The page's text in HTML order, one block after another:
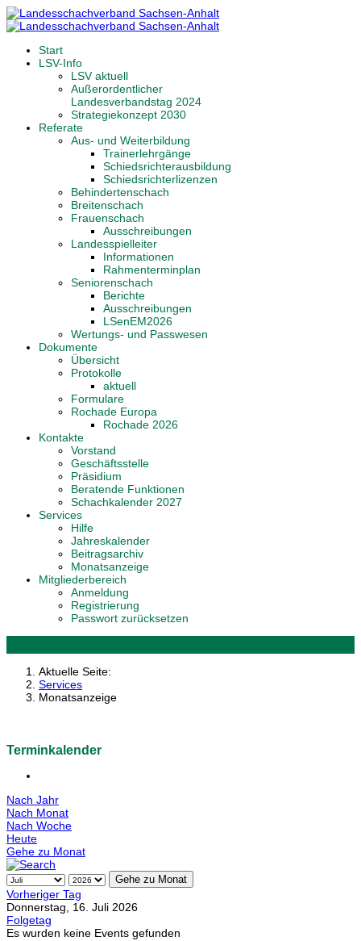
Start
LSV-Info
LSV aktuell
Außerordentlicher
Landesverbandstag 2024
Strategiekonzept 2030
Referate
Aus- und Weiterbildung
Trainerlehrgänge
Schiedsrichterausbildung
Schiedsrichterlizenzen
Behindertenschach
Breitenschach
Frauenschach
Ausschreibungen
Landesspielleiter
Informationen
Rahmenterminplan
Seniorenschach
Berichte
Ausschreibungen
LSenEM2026
Wertungs- und Passwesen
Dokumente
Übersicht
Protokolle
aktuell
Formulare
Rochade Europa
Rochade 2026
Kontakte
Vorstand
Geschäftsstelle
Präsidium
Beratende Funktionen
Schachkalender 2027
Services
Hilfe
Jahreskalender
Beitragsarchiv
Monatsanzeige
Mitgliederbereich
Anmeldung
Registrierung
Passwort zurücksetzen
Aktuelle Seite:
Services
Monatsanzeige
Terminkalender
Nach Jahr
Nach Monat
Nach Woche
Heute
Gehe zu Monat
Gehe zu Monat
Vorheriger Tag
Donnerstag, 16. Juli 2026
Folgetag
Es wurden keine Events gefunden